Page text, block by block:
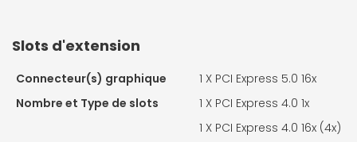
Slots d'extension
Connecteur(s) graphique 1 X PCI Express 5.0 16x
Nombre et Type de slots
1 X PCI Express 4.0 1x
1 X PCI Express 4.0 16x (4x)